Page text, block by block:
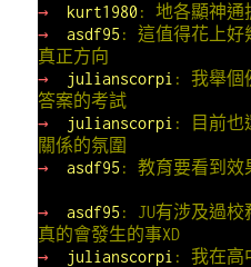
→
kurt1980 : 地各顯神通
→
asdf95 : 這值得花上好
真正方向
→
julianscorpi : 我舉個
答案的考試
→
julianscorpi : 目前也
關係的氛圍
→
asdf95 : 教育要看到效
→
asdf95 : JU有涉及過校
真的會發生的事XD
→
julianscorpi : 我在高